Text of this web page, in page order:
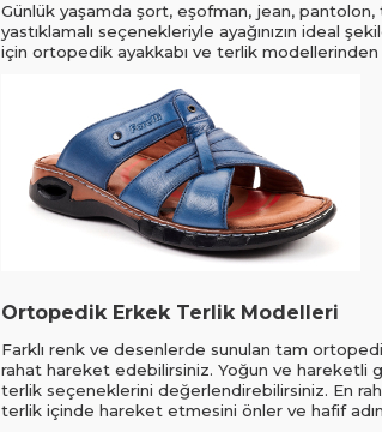
Günlük yaşamda şort, eşofman, jean,
yastıklamalı seçenekleriyle ayağınızın ideal
için ortopedik ayakkabı ve terlik
Ortopedik Erkek Terlik Modelleri
Farklı renk ve desenlerde sunulan tam
rahat hareket edebilirsiniz. Yoğun ve hareketli
terlik seçeneklerini değerlendirebilirsiniz. En
terlik içinde hareket etmesini önler ve hafif